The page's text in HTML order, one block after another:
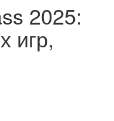
2025:
игр,